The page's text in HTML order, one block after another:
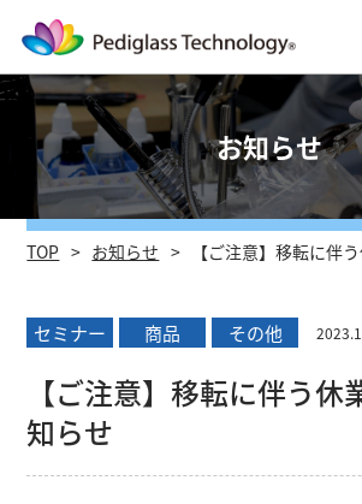
お知らせ
TOP お知らせ 【ご注意】移転に伴
セミナー 商品 その他
【ご注意】移転に伴う休
知らせ